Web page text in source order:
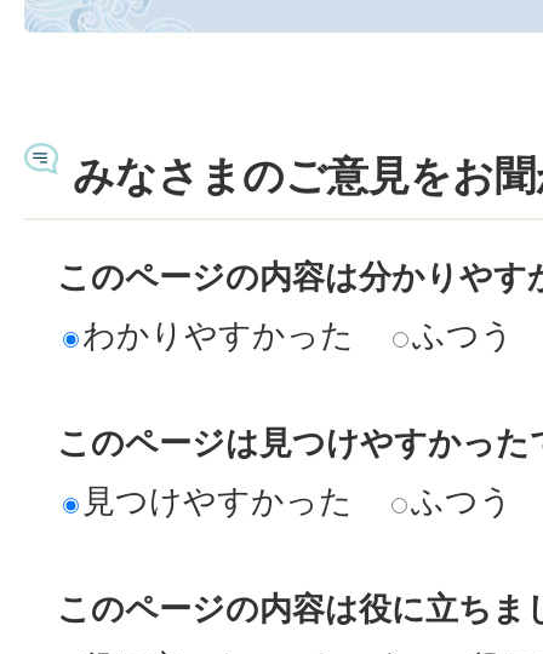
みなさまのご意見をお
このページの内容は分かりやす
わかりやすかった
ふつう
このページは見つけやすかった
見つけやすかった
ふつう
このページの内容は役に立ちま